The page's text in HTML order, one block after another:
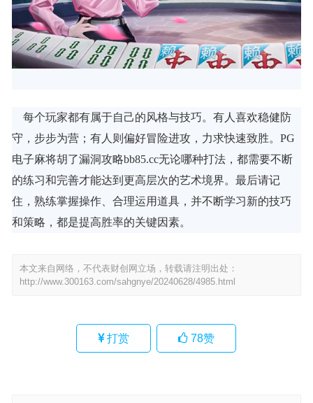
每个玩家都有属于自己的风格与技巧。有人喜欢稳健防
守，步步为营；有人则偏好冒险进攻，力求快速致胜。PG
电子麻将胡了漏洞攻略bb85.cc无论哪种打法，都需要不断
的练习和完善才能达到更高层次的艺术境界。最后请记
住，熟练掌握操作、合理运用道具，并不断学习新的技巧
和策略，都是提高胜率的关键因素。
本文来自网络，不代表财创网立场，转载请注明出处：
http://www.300163.com/sahgnye/20240628/4985.html
打赏 78赞